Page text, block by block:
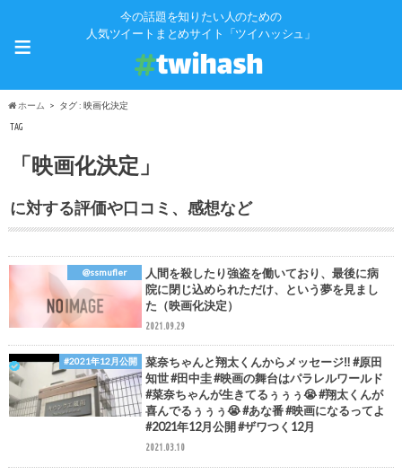
今の話題を知りたい人のための
人気ツイートまとめサイト「ツイハッシュ」
≡
ホーム タグ : 映画化決定
TAG
「映画化決定」
に対する評価や口コミ、感想など
@ssmufler
人間を殺したり強盗を働いており、最後に病
院に閉じ込められただけ、という夢を見まし
た（映画化決定）
2021.09.29
#2021年12月公開
菜奈ちゃんと翔太くんからメッセージ‼ #原田
知世 #田中圭 #映画の舞台はパラレルワールド
#菜奈ちゃんが生きてるぅぅぅ😭 #翔太くんが
喜んでるぅぅぅ😭 #あな番 #映画になるってよ
#2021年12月公開 #ザワつく12月
2021.03.10